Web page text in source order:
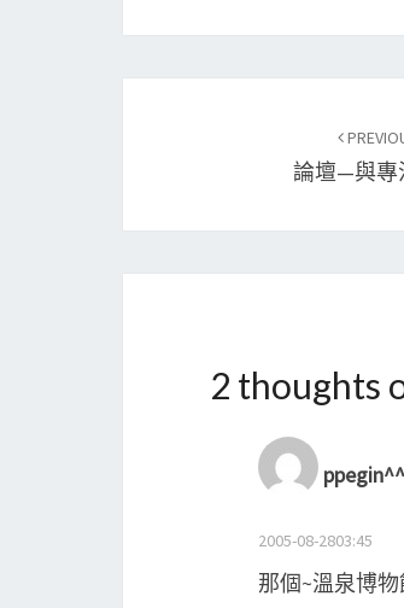
論壇—與專
2 thoughts
ppegin^^
2005-08-2803:45
那個~溫泉博